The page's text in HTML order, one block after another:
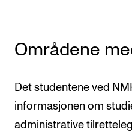
Områdene
Det studentene ved
informasjonen om
administrative